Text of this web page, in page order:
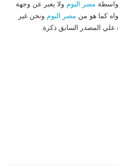
مصر اليوم ولا يعبر عن وجهة
كما هو من مصر اليوم ونحن غير
علي المصدر السابق ذكرة.